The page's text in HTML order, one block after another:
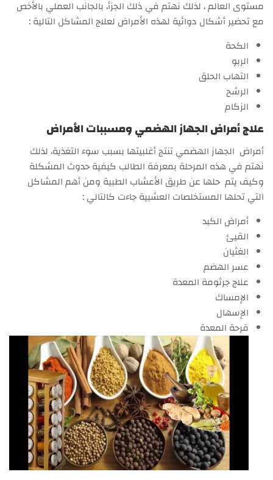
مستوى العالم ، لذلك نهتم في ذلك الجزأ، بالجانب العملي بالأخص
مع تحضير أشكال دوائية لهذه الأمراض لعلاج المشاكل التالية :
الكحة
الربو
التهاب الحلق
الرشح
الزكام
علاج أمراض الجهاز الهضمي ومسببات الأمراض
أمراض الجهاز الهضمي تنتج أغلبيتها بسبب سوء التغذية، لذلك
نهتم في هذه المرحلة بمعرفة الطالب كيفية حدوث المشكلة
وكيف يتم حلها عن طريق الأعشاب الطبية ومن أهم المشاكل
التي تحلها المستخلصات العشبية جاءت كالتالي :
أمراض الكبد
القيئ
الغثيان
عسر الهضم
علاج جرثومة المعدة
الإمساك
الإسهال
قرحة المعدة